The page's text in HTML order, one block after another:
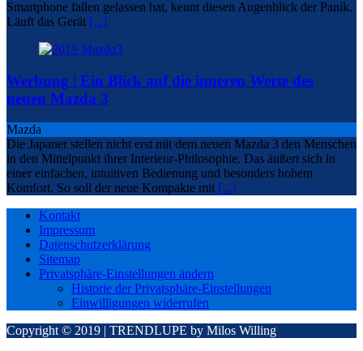
Smartphone fallen gelassen hat, kennt diesen Augenblick der Panik.
Läuft das Gerät [...]
Werbung | Ein Blick auf die inneren Werte des
neuen Mazda 3
Mazda
Die Japaner stellen nicht erst mit dem neuen Mazda 3 den Menschen
in den Mittelpunkt ihrer Interieur-Philosophie. Das äußert sich in
einer einfachen, intuitiven Bedienung und besonders hohem
Komfort. So soll der neue Kompakte mit [...]
Kontakt
Impressum
Datenschutzerklärung
Sitemap
Privatsphäre-Einstellungen ändern
Historie der Privatsphäre-Einstellungen
Einwilligungen widerrufen
Copyright © 2019 | TRENDLUPE by Milos Willing